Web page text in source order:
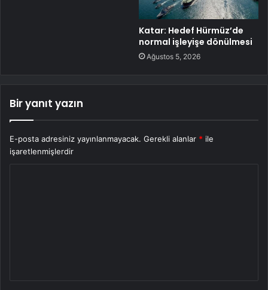
Katar: Hedef Hürmüz’de
normal işleyişe dönülmesi
Ağustos 5, 2026
Bir yanıt yazın
E-posta adresiniz yayınlanmayacak. Gerekli alanlar * ile
işaretlenmişlerdir